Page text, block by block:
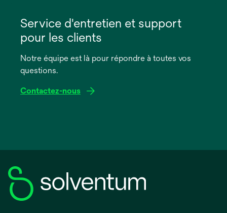
dans
nouvel
onglet
Service d'entretien et support
pour les clients
Notre équipe est là pour répondre à toutes vos
questions.
Contactez-nous